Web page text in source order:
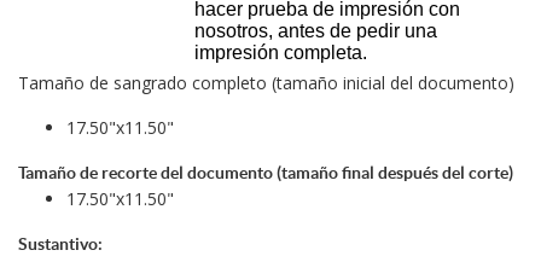
hacer prueba de impresión con
nosotros, antes de pedir una
impresión completa.
Tamaño de sangrado completo (tamaño inicial del documento)
17.50"x11.50"
Tamaño de recorte del documento (tamaño final después del corte)
17.50"x11.50"
Sustantivo: